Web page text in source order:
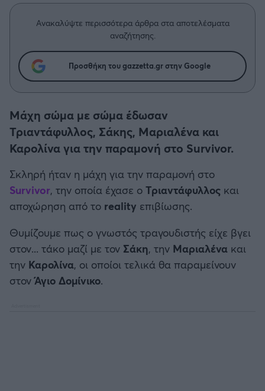
Δημήτρης Τσορμπατζόγλου
Λεβαδειακός
ΟΦΗ
Βόλος
Ατρόμητος Αθηνών
Κηφισιά
Αστέρας Τρίπολης
Παναιτωλικός
Καλαμάτα
Συνεντεύξεις
Μεγάλη μου Αγάπη
Μια Ιστορία από την Πόλη
Ανακαλύψτε περισσότερα άρθρα στα αποτελέσματα
αναζήτησης.
Προσθήκη του gazzetta.gr στην Google
Μάχη σώμα με σώμα έδωσαν
Τριαντάφυλλος, Σάκης, Μαριαλένα και
Καρολίνα για την παραμονή στο Survivor.
Σκληρή ήταν η μάχη για την παραμονή στο
Survivor, την οποία έχασε ο Τριαντάφυλλος και
αποχώρηση από το reality επιβίωσης.
Θυμίζουμε πως ο γνωστός τραγουδιστής είχε βγει
στον... τάκο μαζί με τον Σάκη, την Μαριαλένα και
την Καρολίνα, οι οποίοι τελικά θα παραμείνουν
στονΆγιο Δομίνικο.